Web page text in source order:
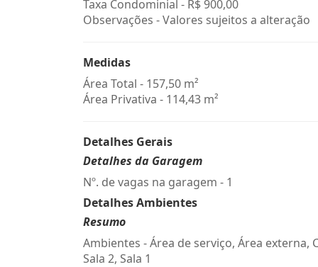
Taxa Condominial - R$ 900,00
Observações - Valores sujeitos a alteração
Medidas
Área Total - 157,50 m²
Área Privativa - 114,43 m²
Detalhes Gerais
Detalhes da Garagem
Nº. de vagas na garagem - 1
Detalhes Ambientes
Resumo
Ambientes - Área de serviço, Área externa,
Sala 2, Sala 1